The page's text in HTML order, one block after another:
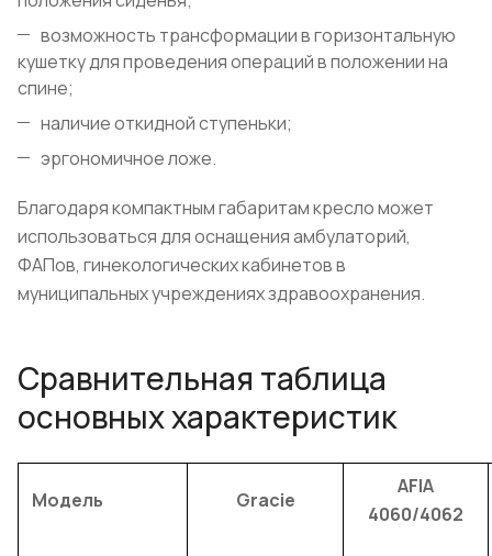
возможность трансформации в горизонтальную
кушетку для проведения операций в положении на
спине;
наличие откидной ступеньки;
эргономичное ложе.
Благодаря компактным габаритам кресло может
использоваться для оснащения амбулаторий,
ФАПов, гинекологических кабинетов в
муниципальных учреждениях здравоохранения.
Сравнительная таблица
основных характеристик
Модель Gracie
AFIA
4060/4062